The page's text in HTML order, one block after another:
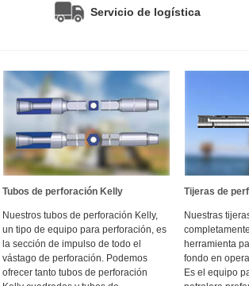
Servicio de logística
Tubos de perforación Kelly
Nuestros tubos de perforación Kelly,
un tipo de equipo para perforación, es
la sección de impulso de todo el
vástago de perforación. Podemos
ofrecer tanto tubos de perforación
Tijeras de
Nuestras
herramienta
fondo en
Es el equipo